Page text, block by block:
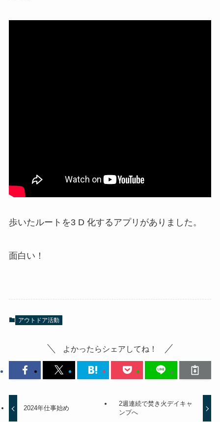
歩いたルートを3 D 化するアプリがありました。
面白い！
アウトドア活動
よかったらシェアしてね！
2024年仕事始め
2週連続で焚き火デイキャ
ンプへ